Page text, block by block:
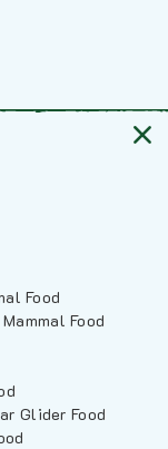
Food
Food
Glider Food